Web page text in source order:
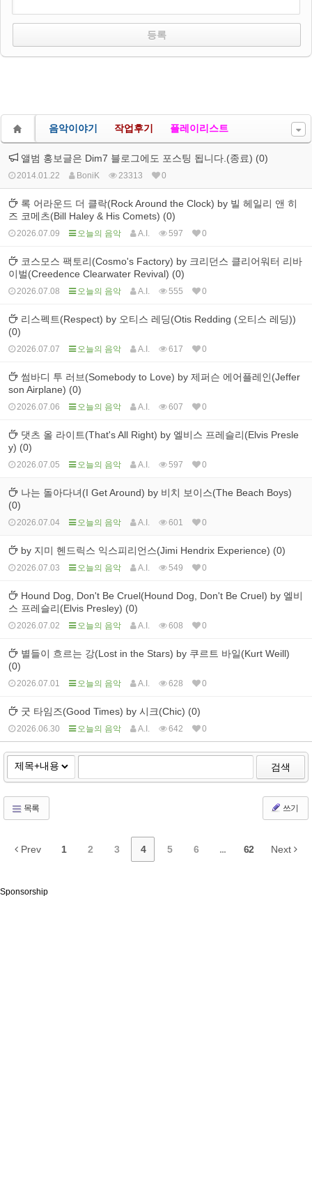
음악이야기 작업후기 플레이리스트
앨범 홍보글은 Dim7 블로그에도 포스팅 됩니다.(종료) (0)
2014.01.22 BoniK 23313 0
록 어라운드 더 클락(Rock Around the Clock) by 빌 헤일리 앤 히
즈 코메츠(Bill Haley & His Comets) (0)
2026.07.09 오늘의 음악 A.I. 597 0
코스모스 팩토리(Cosmo's Factory) by 크리던스 클리어워터 리바
이벌(Creedence Clearwater Revival) (0)
2026.07.08 오늘의 음악 A.I. 555 0
리스펙트(Respect) by 오티스 레딩(Otis Redding (오티스 레딩))
(0)
2026.07.07 오늘의 음악 A.I. 617 0
썸바디 투 러브(Somebody to Love) by 제퍼슨 에어플레인(Jeffer
son Airplane) (0)
2026.07.06 오늘의 음악 A.I. 607 0
댓츠 올 라이트(That's All Right) by 엘비스 프레슬리(Elvis Presle
y) (0)
2026.07.05 오늘의 음악 A.I. 597 0
나는 돌아다녀(I Get Around) by 비치 보이스(The Beach Boys)
(0)
2026.07.04 오늘의 음악 A.I. 601 0
by 지미 헨드릭스 익스피리언스(Jimi Hendrix Experience) (0)
2026.07.03 오늘의 음악 A.I. 549 0
Hound Dog, Don't Be Cruel(Hound Dog, Don't Be Cruel) by 엘비
스 프레슬리(Elvis Presley) (0)
2026.07.02 오늘의 음악 A.I. 608 0
별들이 흐르는 강(Lost in the Stars) by 쿠르트 바일(Kurt Weill)
(0)
2026.07.01 오늘의 음악 A.I. 628 0
굿 타임즈(Good Times) by 시크(Chic) (0)
2026.06.30 오늘의 음악 A.I. 642 0
검색
목록 쓰기
Prev 1 2 3 4 5 6 ... 62 Next
Sponsorship